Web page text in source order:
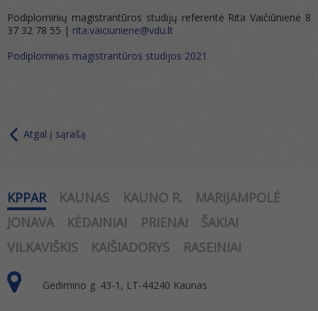
Podiplominių magistrantūros studijų referentė Rita Vaičiūnienė 8
37 32 78 55 | rita.vaiciuniene@vdu.lt
Podiplominės magistrantūros studijos 2021
Atgal į sąrašą
KPPAR KAUNAS KAUNO R.
MARIJAMPOLĖ
JONAVA
KĖDAINIAI PRIENAI
ŠAKIAI
VILKAVIŠKIS
KAIŠIADORYS RASEINIAI
Gedimino g. 43-1, LT-44240 Kaunas